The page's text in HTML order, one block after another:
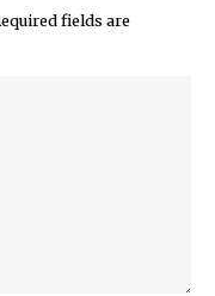
fields are